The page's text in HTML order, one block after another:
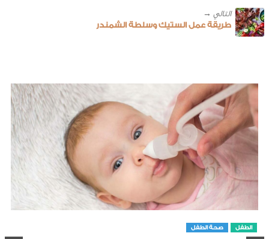
طريقة عمل الستيك وسلطة الشمندر
الطفل صحة الطفل